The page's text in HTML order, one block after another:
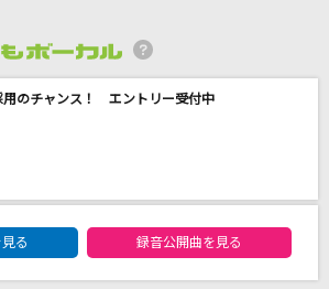
ゼ
用のチャンス！ エントリー受付中
もボーカルエントリーランキング
る
録音公開曲を見る